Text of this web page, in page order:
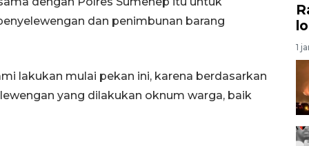
dan penimbunan barang
lakukan mulai pekan ini, karena berdasarkan
yang dilakukan oknum warga, baik
1